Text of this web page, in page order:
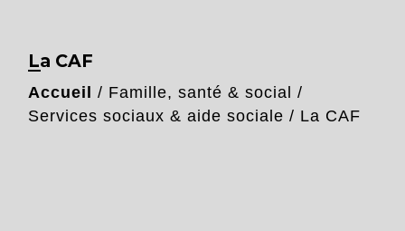
La CAF
Accueil / Famille, santé & social /
Services sociaux & aide sociale / La CAF